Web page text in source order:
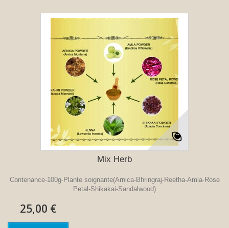
Mix Herb
Contenance-100g-Plante soignante(Arnica-Bhringraj-Reetha-Amla-Rose
Petal-Shikakai-Sandalwood)
25,00 €